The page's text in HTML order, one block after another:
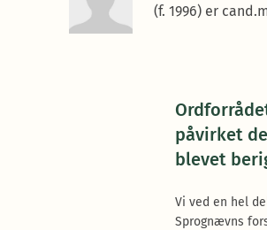
(f. 1996) er
påvirket
blevet
Vi ved en hel
Sprognævns